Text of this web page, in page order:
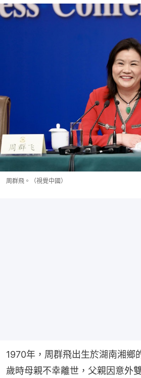
周群飛。（視覺中國）
1970年，周群飛出生於湖南湘鄉
歲時母親不幸離世，父親因意外